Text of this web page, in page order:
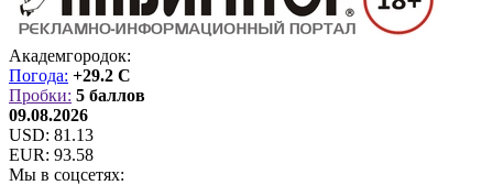
Академгородок:
Погода: +29.2 C
Пробки: 5 баллов
09.08.2026
USD: 81.13
EUR: 93.58
Мы в соцсетях: